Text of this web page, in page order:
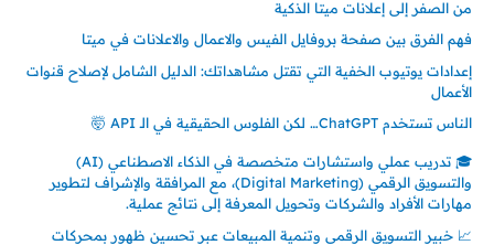
من الصفر إلى إعلانات ميتا الذكية
فهم الفرق بين صفحة بروفايل الفيس والاعمال والاعلانات في ميتا
إعدادات يوتيوب الخفية التي تقتل مشاهداتك: الدليل الشامل لإصلاح قنوات
الأعمال
الناس تستخدم ChatGPT… لكن الفلوس الحقيقية في الـ API 🤯
🎓 تدريب عملي واستشارات متخصصة في الذكاء الاصطناعي (AI)
والتسويق الرقمي (Digital Marketing)، مع المرافقة والإشراف لتطوير
مهارات الأفراد والشركات وتحويل المعرفة إلى نتائج عملية.
📈 خبير التسويق الرقمي وتنمية المبيعات عبر تحسين ظهور بمحركات